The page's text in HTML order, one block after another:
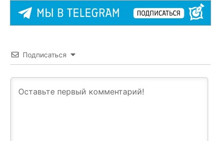
Подписаться